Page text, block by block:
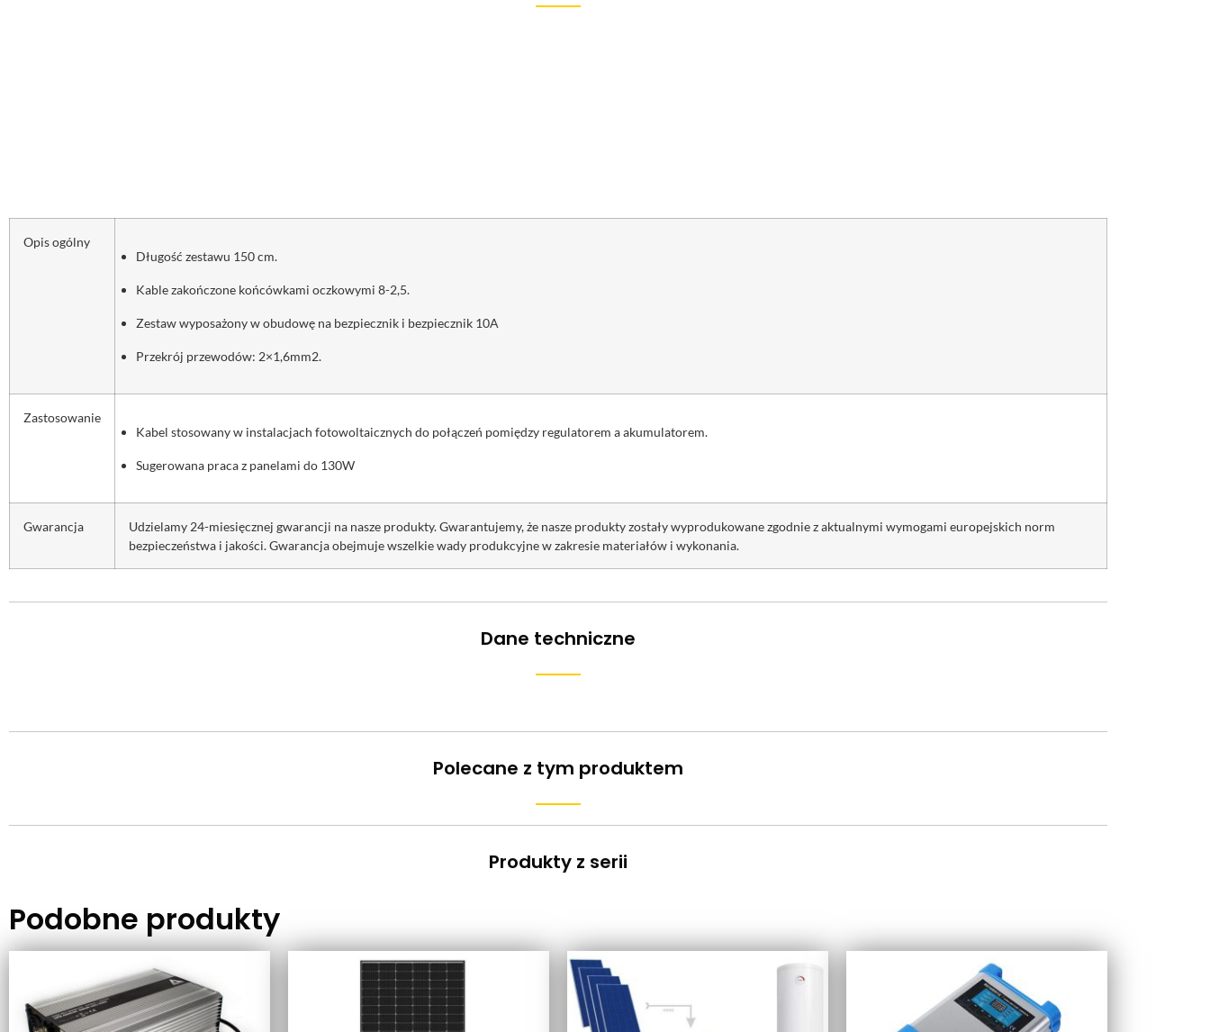
Opis ogólny
Długość zestawu 150 cm.
Kable zakończone końcówkami oczkowymi 8-2,5.
Zestaw wyposażony w obudowę na bezpiecznik i bezpiecznik 10A
Przekrój przewodów: 2×1,6mm2.
Zastosowanie
Kabel stosowany w instalacjach fotowoltaicznych do połączeń pomiędzy regulatorem a akumulatorem.
Sugerowana praca z panelami do 130W
Gwarancja
Udzielamy 24-miesięcznej gwarancji na nasze produkty. Gwarantujemy, że nasze produkty zostały wyprodukowane zgodnie z aktualnymi wymogami europejskich norm
bezpieczeństwa i jakości. Gwarancja obejmuje wszelkie wady produkcyjne w zakresie materiałów i wykonania.
Dane techniczne
Polecane z tym produktem
Produkty z serii
Podobne produkty